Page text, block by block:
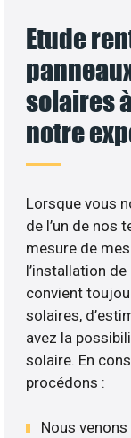
Etude
solaires
notre
Lorsque vous
de l’un de nos
mesure de
l’installation
convient
solaires,
avez la
solaire. En
procédons :
Nous